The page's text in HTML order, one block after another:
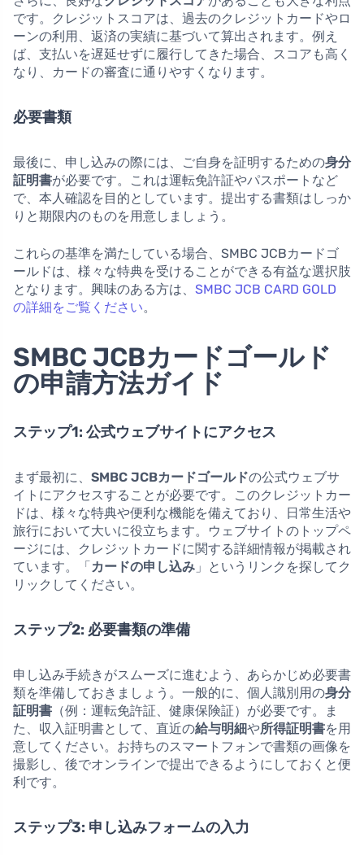
です。クレジットスコアは、過去のクレジットカードやロ
ーンの利用、返済の実績に基づいて算出されます。例え
ば、支払いを遅延せずに履行してきた場合、スコアも高く
なり、カードの審査に通りやすくなります。
必要書類
最後に、申し込みの際には、ご自身を証明するための身分
証明書が必要です。これは運転免許証やパスポートなど
で、本人確認を目的としています。提出する書類はしっか
りと期限内のものを用意しましょう。
これらの基準を満たしている場合、SMBC JCBカードゴ
ールドは、様々な特典を受けることができる有益な選択肢
となります。興味のある方は、 SMBC JCB CARD GOLD
の詳細をご覧ください。
SMBC JCBカードゴールド
の申請方法ガイド
ステップ1: 公式ウェブサイトにアクセス
まず最初に、 SMBC JCBカードゴールドの公式ウェブサ
イトにアクセスすることが必要です。このクレジットカー
ドは、様々な特典や便利な機能を備えており、日常生活や
旅行において大いに役立ちます。ウェブサイトのトップペ
ージには、クレジットカードに関する詳細情報が掲載され
ています。「 カードの申し込み 」というリンクを探してク
リックしてください。
ステップ2: 必要書類の準備
申し込み手続きがスムーズに進むよう、あらかじめ必要書
類を準備しておきましょう。一般的に、個人識別用の身分
証明書 （例：運転免許証、健康保険証）が必要です。ま
た、収入証明書として、直近の給与明細や所得証明書を用
意してください。お持ちのスマートフォンで書類の画像を
撮影し、後でオンラインで提出できるようにしておくと便
利です。
ステップ3: 申し込みフォームの入力